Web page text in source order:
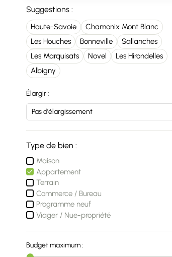
Suggestions :
Haute-Savoie
Chamonix Mont Blanc
Les Houches
Bonneville
Sallanches
Les Marquisats
Novel
Les Hirondelles
Albigny
Élargir :
Type de bien :
Maison
Appartement
Terrain
Commerce / Bureau
Programme neuf
Viager / Nue-propriété
Budget maximum :